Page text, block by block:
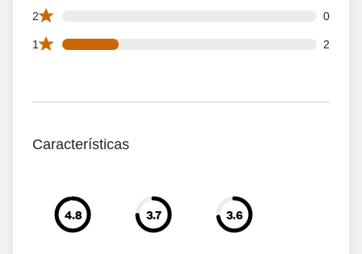
2 0
0 2 star reviews out of 9 reviews
1 2
2 1 star reviews out of 9 reviews
Características
4.8 3.7 3.6